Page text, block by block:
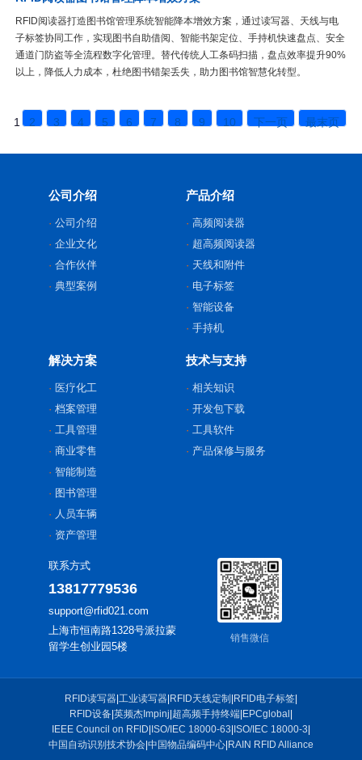
RFID阅读器打造图书馆管理系统智能降本增效方案，通过读写器、天线与电
子标签协同工作，实现图书自助借阅、智能书架定位、手持机快速盘点、安全
通道门防盗等全流程数字化管理。替代传统人工条码扫描，盘点效率提升90%
以上，降低人力成本，杜绝图书错架丢失，助力图书馆智慧化转型。
1 2 3 4 5 6 7 8 9 10 下一页 最末页
公司介绍
公司介绍
企业文化
合作伙伴
典型案例
产品介绍
高频阅读器
超高频阅读器
天线和附件
电子标签
智能设备
手持机
解决方案
医疗化工
档案管理
工具管理
商业零售
智能制造
图书管理
人员车辆
资产管理
技术与支持
相关知识
开发包下载
工具软件
产品保修与服务
联系方式
13817779536
support@rfid021.com
上海市恒南路1328号派拉蒙
留学生创业园5楼
销售微信
RFID读写器| 工业读写器| RFID天线定制 RFID电子标签|
RFID设备| 英频杰Impinj 超高频手持终端| EPCglobal
IEEE Council on RFID ISO/IEC 18000-63 ISO/IEC 18000-3
中国自动识别技术协会| 中国物品编码中心| RAIN RFID Alliance